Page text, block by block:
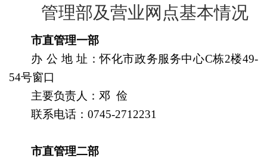
管理部及营业网点基本情况
市直管理一部
办 公 地 址：怀化市政务服务中心C栋2楼49-
54号窗口
主要负责人 ：邓 俭
联系电话：0745-2712231
市直管理二部